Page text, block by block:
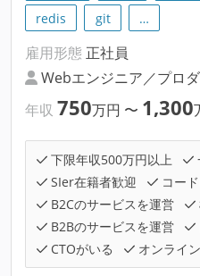
redis git …
雇用形態 正社員
Webエンジニア／プロ
年収 750万円 〜 1,300
下限年収500万円以上
SIer在籍者歓迎
コー
B2Cのサービスを運営
B2Bのサービスを運営
CTOがいる
オンライ